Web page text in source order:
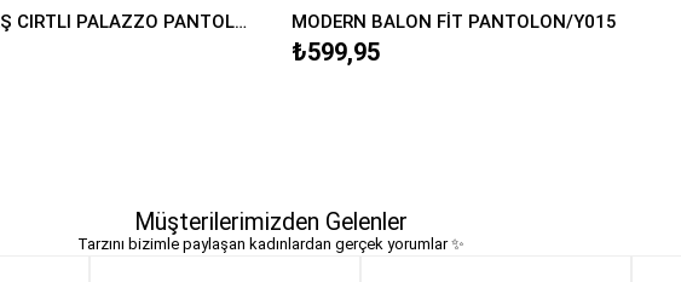
KREP KUMAŞ CIRTLI PALAZZO PANTOLON/K038 MODERN BALON FİT PANTOLON/Y015
₺599,95
Müşterilerimizden Gelenler
Tarzını bizimle paylaşan kadınlardan gerçek yorumlar ✨